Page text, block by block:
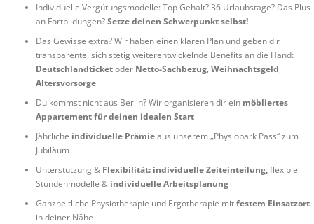
Individuelle Vergütungsmodelle: Top Gehalt? 36 Urlaubstage? Das Plus
an Fortbildungen?Setze deinen Schwerpunkt selbst!
Das Gewisse extra? Wir haben einen klaren Plan und geben dir
transparente, sich stetig weiterentwickelnde Benefits an die Hand:
Deutschlandticketoder Netto-Sachbezug, Weihnachtsgeld,
Altersvorsorge
Du kommst nicht aus Berlin? Wir organisieren dir ein möbliertes
Appartement für deinen idealen Start
Jährliche individuelle Prämieaus unserem „Physiopark Pass“ zum
Jubiläum
Unterstützung & Flexibilität: individuelle Zeiteinteilung,flexible
Stundenmodelle & individuelle Arbeitsplanung
Ganzheitliche Physiotherapie und Ergotherapie mitfestem Einsatzort
in deiner Nähe